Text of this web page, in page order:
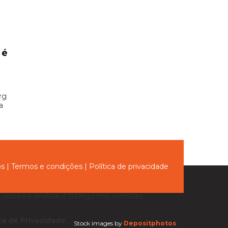
| Termos e condições | Política de privacidade
Stock images by Depositphotos
e analisar o tráfego nos websites.